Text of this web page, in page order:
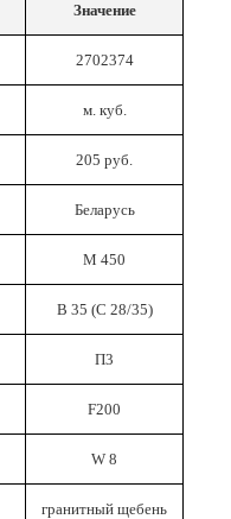
Значение
2702374
м. куб.
205 руб.
Беларусь
М 450
В 35 (С 28/35)
П3
F200
W 8
гранитный щебень